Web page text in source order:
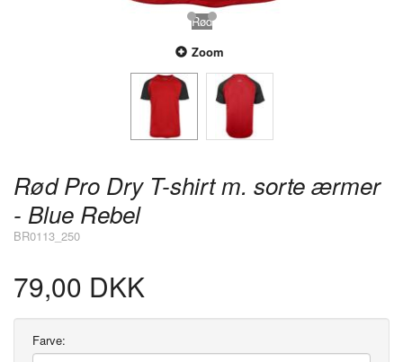
Rød
Zoom
Rød Pro Dry T-shirt m. sorte ærmer
- Blue Rebel
BR0113_250
79,00 DKK
Farve: